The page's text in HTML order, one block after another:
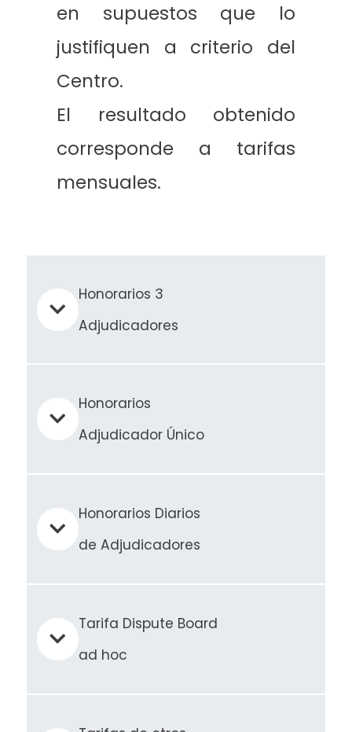
en supuestos que lo
justifiquen a criterio del
Centro.
El resultado obtenido
corresponde a tarifas
mensuales.
Honorarios 3
Adjudicadores
Honorarios
Adjudicador Único
Honorarios Diarios
de Adjudicadores
Tarifa Dispute Board
ad hoc